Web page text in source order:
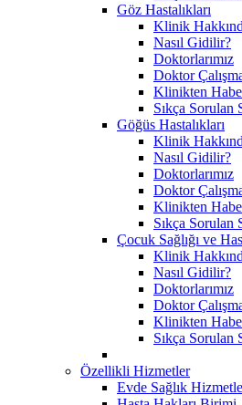
Göz Hastalıkları
Klinik
Nasıl Gidilir?
Doktorlarımız
Doktor
Klinikten
Sıkça Sorulan
Göğüs Hastalıkları
Klinik
Nasıl Gidilir?
Doktorlarımız
Doktor
Klinikten
Sıkça Sorulan
Çocuk Sağlığı ve
Klinik
Nasıl Gidilir?
Doktorlarımız
Doktor
Klinikten
Sıkça Sorulan
Özellikli Hizmetler
Evde Sağlık